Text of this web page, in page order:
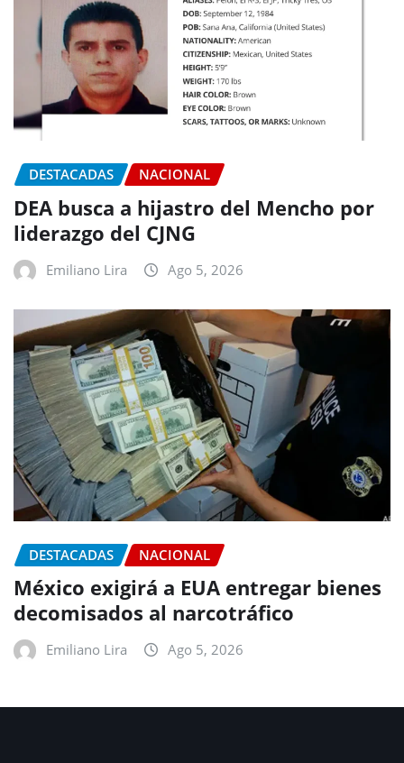
DESTACADAS NACIONAL
DEA busca a hijastro del Mencho por
liderazgo del CJNG
Emiliano Lira Ago 5, 2026
DESTACADAS NACIONAL
México exigirá a EUA entregar bienes
decomisados al narcotráfico
Emiliano Lira Ago 5, 2026